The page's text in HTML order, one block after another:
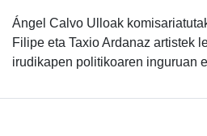
Ángel Calvo Ulloak
Filipe eta Taxio Ardanaz artistek
irudikapen politikoaren inguruan